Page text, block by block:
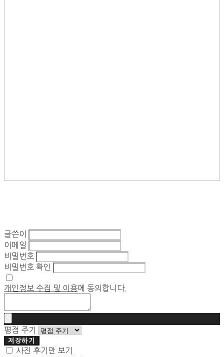
글쓴이
이메일
비밀번호
비밀번호 확인
개인정보 수집 및 이용에 동의합니다.
평점 주기
저장하기
사진 후기만 보기